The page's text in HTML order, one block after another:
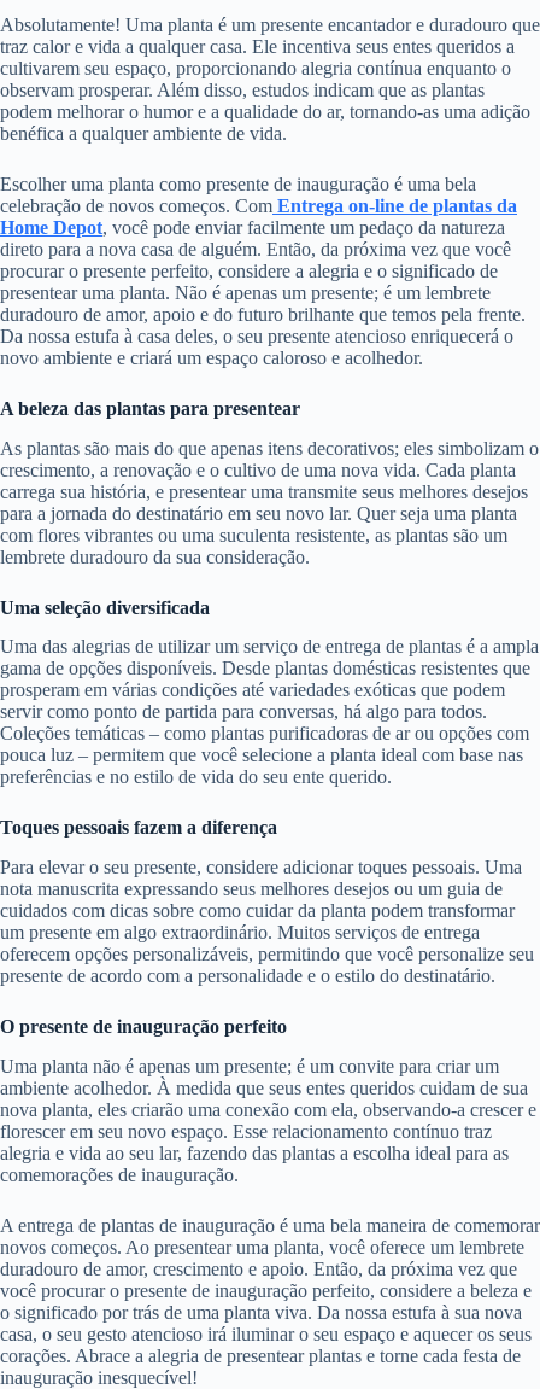
Absolutamente! Uma planta é um presente encantador e duradouro que
traz calor e vida a qualquer casa. Ele incentiva seus entes queridos a
cultivarem seu espaço, proporcionando alegria contínua enquanto o
observam prosperar. Além disso, estudos indicam que as plantas
podem melhorar o humor e a qualidade do ar, tornando-as uma adição
benéfica a qualquer ambiente de vida.
Escolher uma planta como presente de inauguração é uma bela
celebração de novos começos. Com Entrega on-line de plantas da
Home Depot, você pode enviar facilmente um pedaço da natureza
direto para a nova casa de alguém. Então, da próxima vez que você
procurar o presente perfeito, considere a alegria e o significado de
presentear uma planta. Não é apenas um presente; é um lembrete
duradouro de amor, apoio e do futuro brilhante que temos pela frente.
Da nossa estufa à casa deles, o seu presente atencioso enriquecerá o
novo ambiente e criará um espaço caloroso e acolhedor.
A beleza das plantas para presentear
As plantas são mais do que apenas itens decorativos; eles simbolizam o
crescimento, a renovação e o cultivo de uma nova vida. Cada planta
carrega sua história, e presentear uma transmite seus melhores desejos
para a jornada do destinatário em seu novo lar. Quer seja uma planta
com flores vibrantes ou uma suculenta resistente, as plantas são um
lembrete duradouro da sua consideração.
Uma seleção diversificada
Uma das alegrias de utilizar um serviço de entrega de plantas é a ampla
gama de opções disponíveis. Desde plantas domésticas resistentes que
prosperam em várias condições até variedades exóticas que podem
servir como ponto de partida para conversas, há algo para todos.
Coleções temáticas – como plantas purificadoras de ar ou opções com
pouca luz – permitem que você selecione a planta ideal com base nas
preferências e no estilo de vida do seu ente querido.
Toques pessoais fazem a diferença
Para elevar o seu presente, considere adicionar toques pessoais. Uma
nota manuscrita expressando seus melhores desejos ou um guia de
cuidados com dicas sobre como cuidar da planta podem transformar
um presente em algo extraordinário. Muitos serviços de entrega
oferecem opções personalizáveis, permitindo que você personalize seu
presente de acordo com a personalidade e o estilo do destinatário.
O presente de inauguração perfeito
Uma planta não é apenas um presente; é um convite para criar um
ambiente acolhedor. À medida que seus entes queridos cuidam de sua
nova planta, eles criarão uma conexão com ela, observando-a crescer e
florescer em seu novo espaço. Esse relacionamento contínuo traz
alegria e vida ao seu lar, fazendo das plantas a escolha ideal para as
comemorações de inauguração.
A entrega de plantas de inauguração é uma bela maneira de comemorar
novos começos. Ao presentear uma planta, você oferece um lembrete
duradouro de amor, crescimento e apoio. Então, da próxima vez que
você procurar o presente de inauguração perfeito, considere a beleza e
o significado por trás de uma planta viva. Da nossa estufa à sua nova
casa, o seu gesto atencioso irá iluminar o seu espaço e aquecer os seus
corações. Abrace a alegria de presentear plantas e torne cada festa de
inauguração inesquecível!